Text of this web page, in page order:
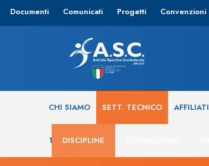
Documenti Comunicati Progetti Convenzioni
CHI SIAMO SETT. TECNICO
DISCIPLINE
AFFILIATI
TRASPARENZA